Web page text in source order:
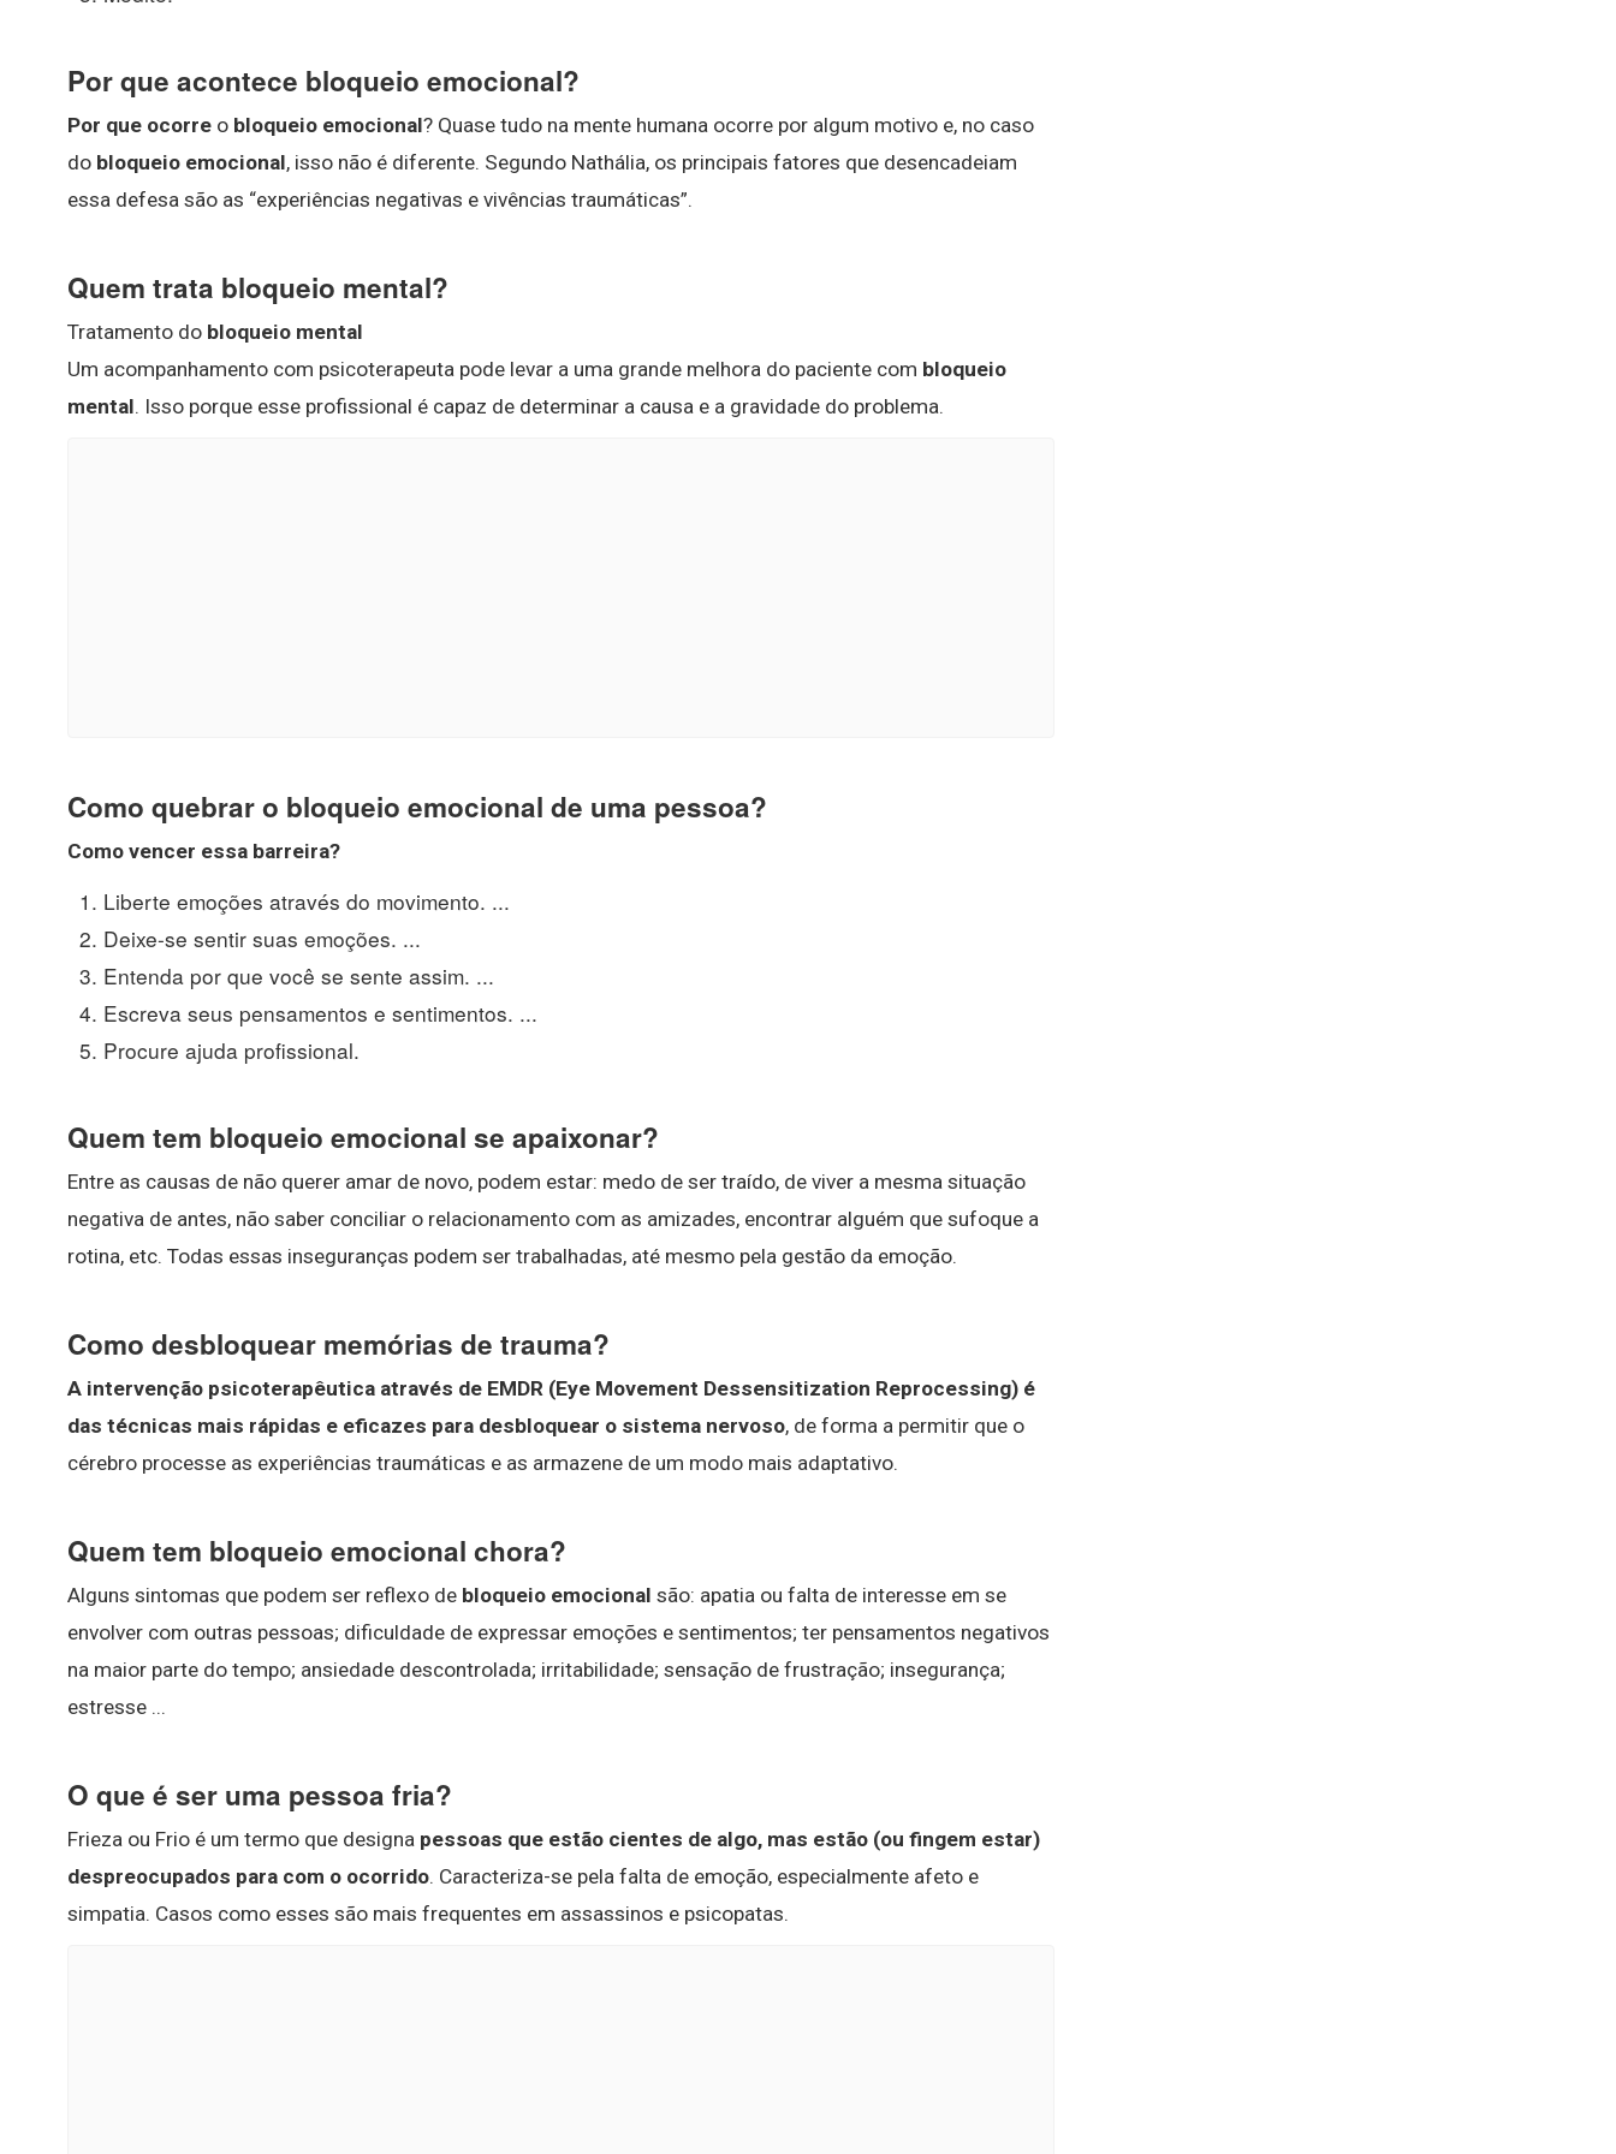
Por que acontece bloqueio emocional?
Por que ocorre o bloqueio emocional? Quase tudo na mente humana ocorre por algum motivo e, no caso
do bloqueio emocional, isso não é diferente. Segundo Nathália, os principais fatores que desencadeiam
essa defesa são as “experiências negativas e vivências traumáticas”.
Quem trata bloqueio mental?
Tratamento do bloqueio mental
Um acompanhamento com psicoterapeuta pode levar a uma grande melhora do paciente com bloqueio
mental. Isso porque esse profissional é capaz de determinar a causa e a gravidade do problema.
Como quebrar o bloqueio emocional de uma pessoa?
Como vencer essa barreira?
Liberte emoções através do movimento. ...
Deixe-se sentir suas emoções. ...
Entenda por que você se sente assim. ...
Escreva seus pensamentos e sentimentos. ...
Procure ajuda profissional.
Quem tem bloqueio emocional se apaixonar?
Entre as causas de não querer amar de novo, podem estar: medo de ser traído, de viver a mesma situação
negativa de antes, não saber conciliar o relacionamento com as amizades, encontrar alguém que sufoque a
rotina, etc. Todas essas inseguranças podem ser trabalhadas, até mesmo pela gestão da emoção.
Como desbloquear memórias de trauma?
A intervenção psicoterapêutica através de EMDR (Eye Movement Dessensitization Reprocessing) é
das técnicas mais rápidas e eficazes para desbloquear o sistema nervoso, de forma a permitir que o
cérebro processe as experiências traumáticas e as armazene de um modo mais adaptativo.
Quem tem bloqueio emocional chora?
Alguns sintomas que podem ser reflexo de bloqueio emocional são: apatia ou falta de interesse em se
envolver com outras pessoas; dificuldade de expressar emoções e sentimentos; ter pensamentos negativos
na maior parte do tempo; ansiedade descontrolada; irritabilidade; sensação de frustração; insegurança;
estresse ...
O que é ser uma pessoa fria?
Frieza ou Frio é um termo que designa pessoas que estão cientes de algo, mas estão (ou fingem estar)
despreocupados para com o ocorrido. Caracteriza-se pela falta de emoção, especialmente afeto e
simpatia. Casos como esses são mais frequentes em assassinos e psicopatas.